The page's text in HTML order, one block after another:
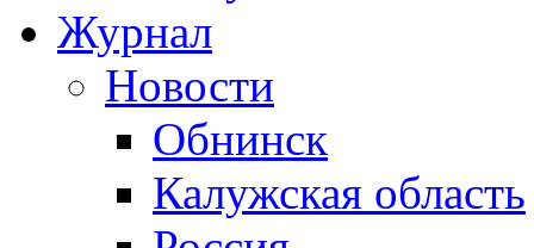
Журнал
Новости
Обнинск
Калужская область